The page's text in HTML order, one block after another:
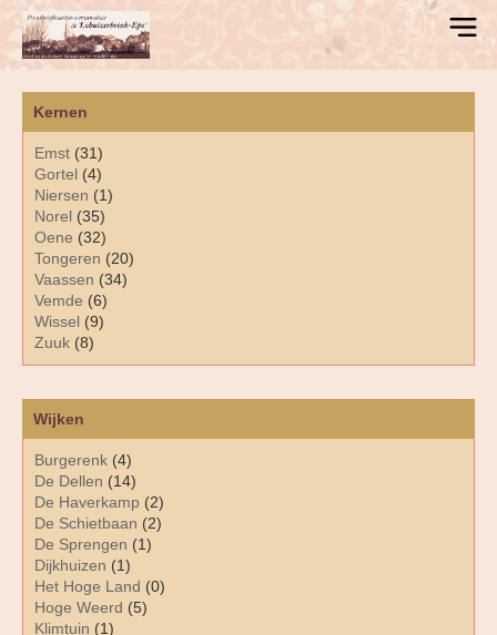
Kernen
Emst (31)
Gortel (4)
Niersen (1)
Norel (35)
Oene (32)
Tongeren (20)
Vaassen (34)
Vemde (6)
Wissel (9)
Zuuk (8)
Wijken
Burgerenk (4)
De Dellen (14)
De Haverkamp (2)
De Schietbaan (2)
De Sprengen (1)
Dijkhuizen (1)
Het Hoge Land (0)
Hoge Weerd (5)
Klimtuin (1)